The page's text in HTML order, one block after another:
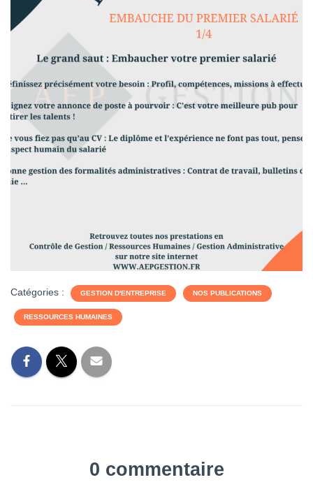
Catégories : GESTION D'ENTREPRISE NOS PUBLICATIONS
RESSOURCES HUMAINES
0 commentaire